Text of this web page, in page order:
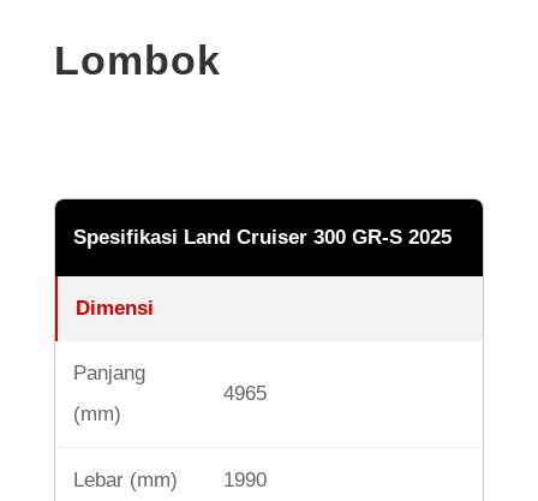
Lombok
Spesifikasi Land Cruiser 300 GR-S 2025
Dimensi
Panjang
(mm)
4965
Lebar (mm) 1990